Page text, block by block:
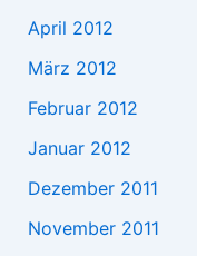
April 2012
März 2012
Februar 2012
Januar 2012
Dezember 2011
November 2011